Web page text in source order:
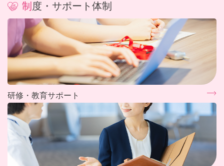
制度・サポート体制
研修・教育サポート